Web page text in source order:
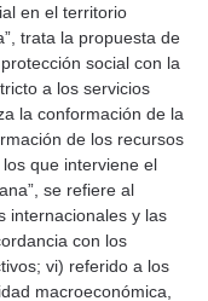
en el territorio
trata la propuesta de
social con la
a los servicios
la conformación de la
de los recursos
que interviene el
se refiere al
internacionales y las
con los
vi) referido a los
macroeconómica,